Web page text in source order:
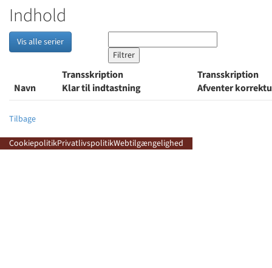
Indhold
Vis alle serier
Navn
Transskription
Klar til indtastning
Transskription
Afventer
Tilbage
CookiepolitikPrivatlivspolitikWebtilgængelighed